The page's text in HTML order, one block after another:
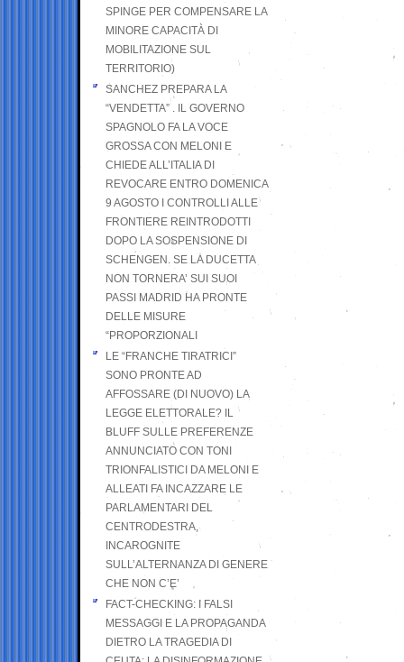
SPINGE PER COMPENSARE LA
MINORE CAPACITÀ DI
MOBILITAZIONE SUL
TERRITORIO)
SANCHEZ PREPARA LA
“VENDETTA” . IL GOVERNO
SPAGNOLO FA LA VOCE
GROSSA CON MELONI E
CHIEDE ALL’ITALIA DI
REVOCARE ENTRO DOMENICA
9 AGOSTO I CONTROLLI ALLE
FRONTIERE REINTRODOTTI
DOPO LA SOSPENSIONE DI
SCHENGEN. SE LA DUCETTA
NON TORNERA’ SUI SUOI
PASSI MADRID HA PRONTE
DELLE MISURE
“PROPORZIONALI
LE “FRANCHE TIRATRICI”
SONO PRONTE AD
AFFOSSARE (DI NUOVO) LA
LEGGE ELETTORALE? IL
BLUFF SULLE PREFERENZE
ANNUNCIATO CON TONI
TRIONFALISTICI DA MELONI E
ALLEATI FA INCAZZARE LE
PARLAMENTARI DEL
CENTRODESTRA,
INCAROGNITE
SULL’ALTERNANZA DI GENERE
CHE NON C’E’
FACT-CHECKING: I FALSI
MESSAGGI E LA PROPAGANDA
DIETRO LA TRAGEDIA DI